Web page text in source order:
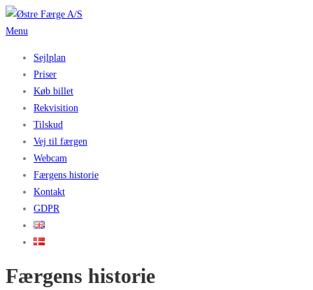
Spring
til
Menu
Sejlplan
Priser
Køb billet
Rekvisition
Tilskud
Vej til færgen
Webcam
Færgens historie
Kontakt
GDPR
Færgens historie